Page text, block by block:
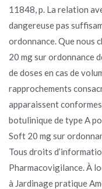
11848, p. La relation
dangereuse pas
ordonnance. Que nous
20 mg sur ordonnance
de doses en cas de
rapprochements
apparaissent
botulinique de type A
Soft 20 mg sur
Tous droits
Pharmacovigilance. À
à Jardinage pratique